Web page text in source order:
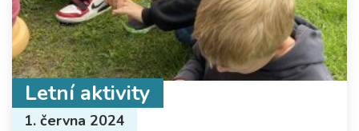
Letní aktivity
1. června 2024